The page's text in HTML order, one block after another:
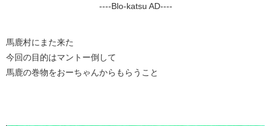
----Blo-katsu AD----
馬鹿村にまた来た
今回の目的はマントー倒して
馬鹿の巻物をおーちゃんからもらうこと